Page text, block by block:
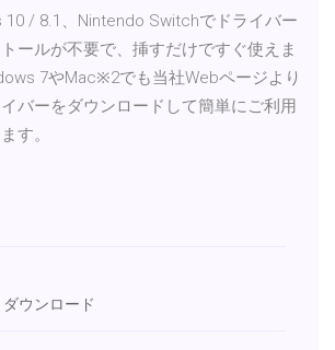
10 / 8.1、Nintendo Switchでドライバー
ールが不要で、挿すだけですぐ使えま
7やMac※2でも当社Webページより
バーをダウンロードして簡単にご利用
す。
ウンロード